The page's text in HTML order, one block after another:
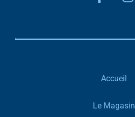
Accueil
Le Magasin